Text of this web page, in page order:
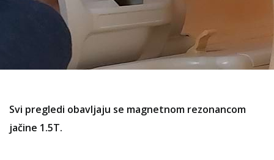
Svi pregledi obavljaju se magnetnom rezonancom
jačine 1.5T.